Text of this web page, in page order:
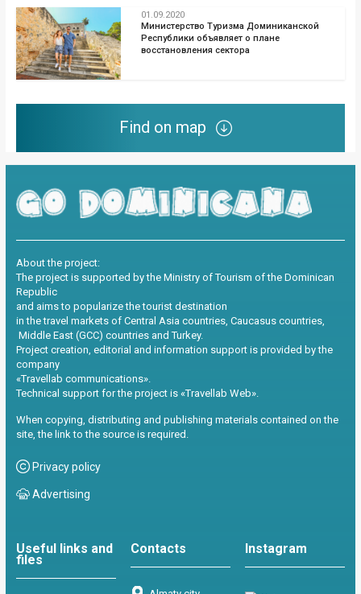
01.09.2020
Министерство Туризма Доминиканской
Республики объявляет о плане
восстановления сектора
Find on map
About the project:
The project is supported by the Ministry of Tourism of the Dominican
Republic
and aims to popularize the tourist destination
in the travel markets of Central Asia countries, Caucasus countries,
Middle East (GCC) countries and Turkey.
Project creation, editorial and information support is provided by the
company
«Travellab communications».
Technical support for the project is «Travellab Web».
When copying, distributing and publishing materials contained on the
site, the link to the source is required.
Privacy policy
Advertising
Useful links and
files
Contacts Instagram